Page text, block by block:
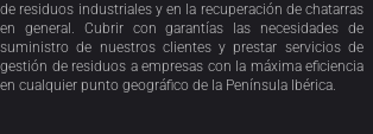
de residuos industriales y en la recuperación de chatarras
en general. Cubrir con garantías las necesidades de
suministro de nuestros clientes y prestar servicios de
gestión de residuos a empresas con la máxima eficiencia
en cualquier punto geográfico de la Península Ibérica.